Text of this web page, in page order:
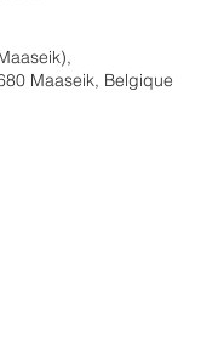
Maaseik, Belgique